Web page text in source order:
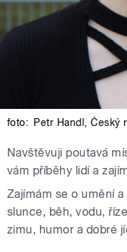
foto: Petr Handl ,Český
Navštěvuji poutavá
vám příběhy lidí a
Zajímám se o umění
slunce, běh, vodu,
zimu, humor a dobré